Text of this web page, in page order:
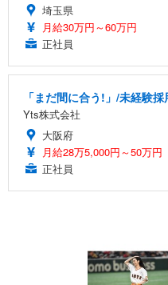
埼玉県
月給30万円～60万円
正社員
「まだ間に合う!」/未経験
Yts株式会社
大阪府
月給28万5,000円～50万円
正社員